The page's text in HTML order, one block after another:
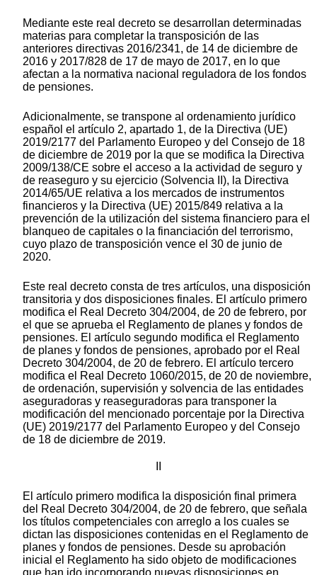
Mediante este real decreto se desarrollan determinadas
materias para completar la transposición de las
anteriores directivas 2016/2341, de 14 de diciembre de
2016 y 2017/828 de 17 de mayo de 2017, en lo que
afectan a la normativa nacional reguladora de los fondos
de pensiones.
Adicionalmente, se transpone al ordenamiento jurídico
español el artículo 2, apartado 1, de la Directiva (UE)
2019/2177 del Parlamento Europeo y del Consejo de 18
de diciembre de 2019 por la que se modifica la Directiva
2009/138/CE sobre el acceso a la actividad de seguro y
de reaseguro y su ejercicio (Solvencia II), la Directiva
2014/65/UE relativa a los mercados de instrumentos
financieros y la Directiva (UE) 2015/849 relativa a la
prevención de la utilización del sistema financiero para el
blanqueo de capitales o la financiación del terrorismo,
cuyo plazo de transposición vence el 30 de junio de
2020.
Este real decreto consta de tres artículos, una disposición
transitoria y dos disposiciones finales. El artículo primero
modifica el Real Decreto 304/2004, de 20 de febrero, por
el que se aprueba el Reglamento de planes y fondos de
pensiones. El artículo segundo modifica el Reglamento
de planes y fondos de pensiones, aprobado por el Real
Decreto 304/2004, de 20 de febrero. El artículo tercero
modifica el Real Decreto 1060/2015, de 20 de noviembre,
de ordenación, supervisión y solvencia de las entidades
aseguradoras y reaseguradoras para transponer la
modificación del mencionado porcentaje por la Directiva
(UE) 2019/2177 del Parlamento Europeo y del Consejo
de 18 de diciembre de 2019.
El artículo primero modifica la disposición final primera
del Real Decreto 304/2004, de 20 de febrero, que señala
los títulos competenciales con arreglo a los cuales se
dictan las disposiciones contenidas en el Reglamento de
planes y fondos de pensiones. Desde su aprobación
inicial el Reglamento ha sido objeto de modificaciones
que han ido incorporando nuevas disposiciones en